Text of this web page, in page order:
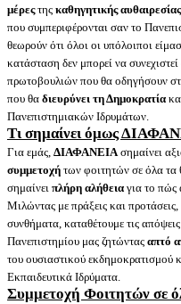
μέρεςτης καθηγητικής αυθαιρεσίας
που συμπεριφέρονται σαν το
θεωρούν ότι όλοι οι υπόλοιποι
κατάσταση δεν μπορεί να
πρωτοβουλιών που θα οδηγήσουν
που θα διευρύνει τη Δημοκρατία
Πανεπιστημιακών Ιδρυμάτων.
Τισημαίνει όμως
Για εμάς, ΔΙΑΦΑΝΕΙΑσημαίνει
συμμετοχή των φοιτητών σε όλα τα
σημαίνει πλήρη αλήθεια για το πώς
Μιλώντας με πράξεις και
συνθήματα, καταθέτουμε τις
Πανεπιστημίου μας ζητώντας απτό
του ουσιαστικού εκδημοκρατισμού
Εκπαιδευτικά Ιδρύματα.
Συμμετοχή Φοιτητών σε